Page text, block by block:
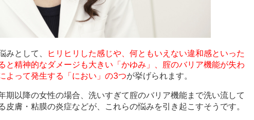
として、
ヒリヒリした感じや、何ともいえない違和感といった
と精神的なダメージも大きい「かゆみ」、腟のバリア機能が失わ
よって発生する「におい」の3つが挙げられます。
期以降の女性の場合、洗いすぎて腟のバリア機能まで洗い流して
皮膚・粘膜の炎症などが、これらの悩みを引き起こすそうです。